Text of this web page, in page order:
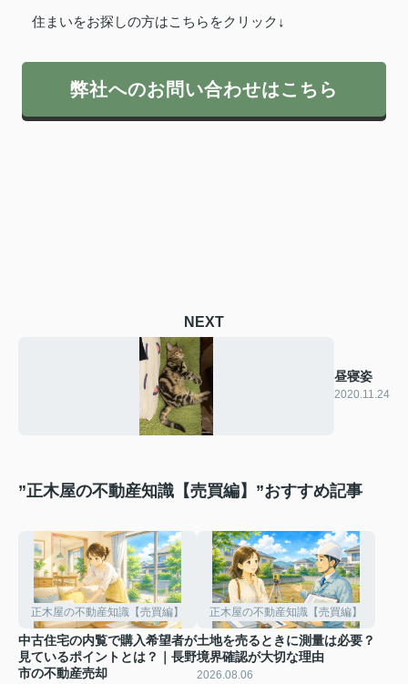
住まいをお探しの方はこちらをクリック↓
弊社へのお問い合わせはこちら
NEXT
昼寝姿
2020.11.24
”正木屋の不動産知識【売買編】”おすすめ記事
正木屋の不動産知識【売買編】
中古住宅の内覧で購入希望者が
見ているポイントとは？｜長野
市の不動産売却
正木屋の不動産知識【売買編】
土地を売るときに測量は必要？
境界確認が大切な理由
2026.08.06